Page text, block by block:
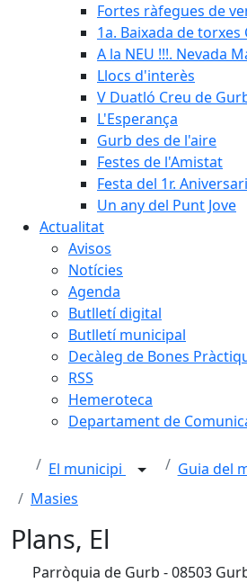
Fortes ràfegues de
1a. Baixada de torxes
A la NEU !!!. Nevada
Llocs d'interès
V Duatló Creu de
L'Esperança
Gurb des de l'aire
Festes de l'Amistat
Festa del 1r.
Un any del Punt Jove
Actualitat
Avisos
Notícies
Agenda
Butlletí digital
Butlletí municipal
Decàleg de Bones
RSS
Hemeroteca
Departament de
El municipi
Guia del
Masies
Plans, El
Parròquia de Gurb - 08503